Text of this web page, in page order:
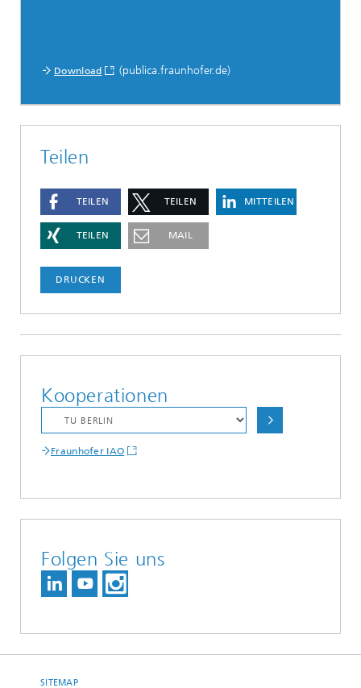
Download (publica.fraunhofer.de)
Teilen
TEILEN TEILEN MITTEILEN
TEILEN MAIL
DRUCKEN
Kooperationen
Fraunhofer IAO
Folgen Sie uns
SITEMAP